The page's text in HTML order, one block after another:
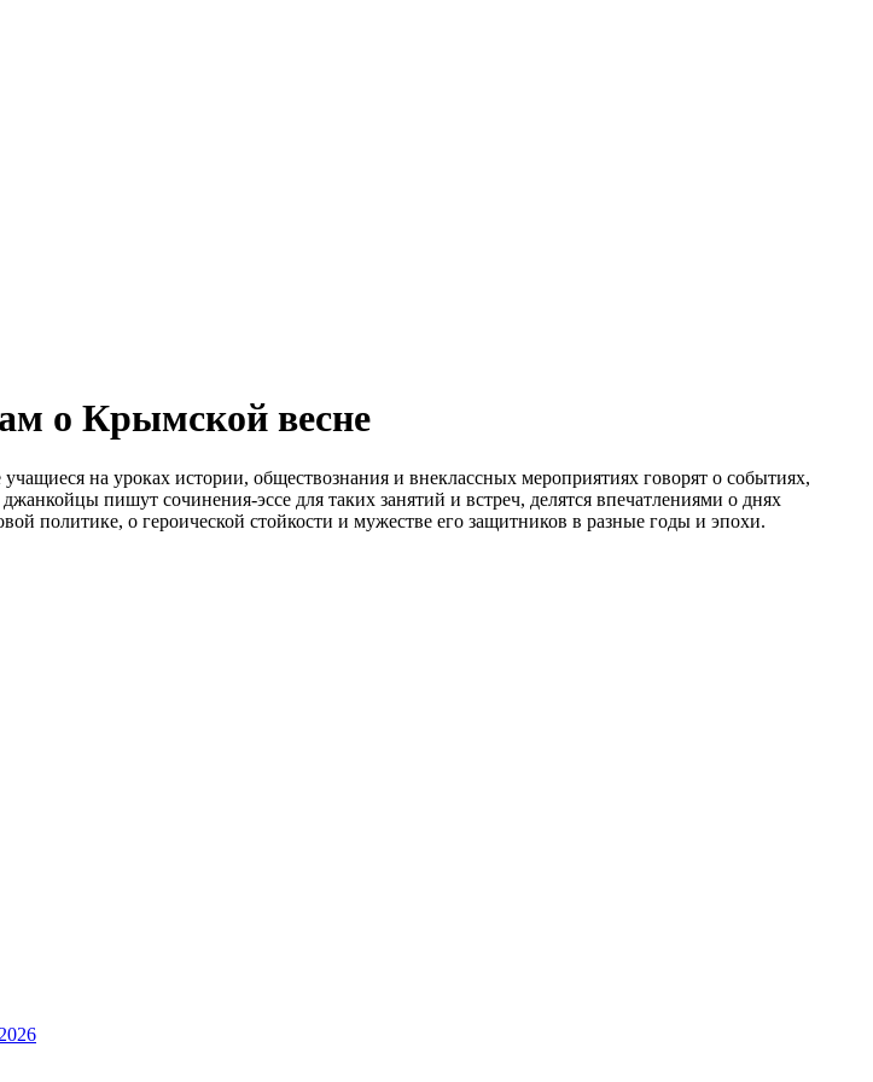
о Крымской весне
на уроках истории, обществознания и внеклассных мероприятиях говорят о событиях,
пишут сочинения-эссе для таких занятий и встреч, делятся впечатлениями о днях
о героической стойкости и мужестве его защитников в разные годы и эпохи.